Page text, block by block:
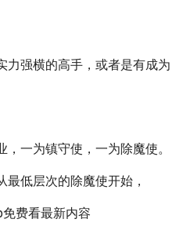
力强横的高手，或者是有成为
一为镇守使，一为除魔使。
低层次的除魔使开始，
费看最新内容